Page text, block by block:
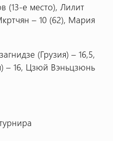
(13-е место), Лилит
– 10 (62), Мария
(Грузия) – 16,5,
– 16, Цзюй Вэньцзюнь